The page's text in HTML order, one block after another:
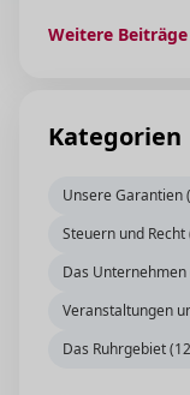
Weitere
Kategorien
Unsere Garantien
Steuern und Recht
Das Unternehmen
Veranstaltungen
Das Ruhrgebiet